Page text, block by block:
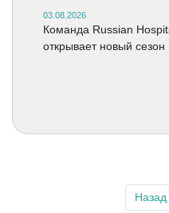
03.08.2026
Команда Russian
открывает новый сезон
Назад